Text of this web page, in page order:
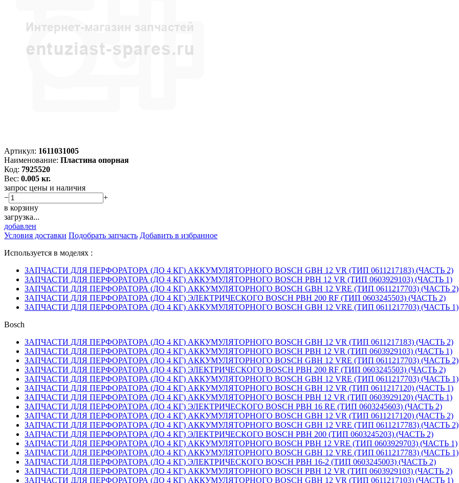
Артикул: 1611031005
Наименование: Пластина опорная
Код: 7925520
Вес: 0.005 кг.
запрос цены и наличия
−
+
в корзину
загрузка...
добавлен
Условия доставки Подобрать запчасть Добавить в избранное
Используется в моделях :
ЗАПЧАСТИ ДЛЯ ПЕРФОРАТОРА (ДО 4 КГ) АККУМУЛЯТОРНОГО BOSCH GBH 12 VR (ТИП 0611217183) (ЧАСТЬ 2)
ЗАПЧАСТИ ДЛЯ ПЕРФОРАТОРА (ДО 4 КГ) АККУМУЛЯТОРНОГО BOSCH PBH 12 VR (ТИП 0603929103) (ЧАСТЬ 1)
ЗАПЧАСТИ ДЛЯ ПЕРФОРАТОРА (ДО 4 КГ) АККУМУЛЯТОРНОГО BOSCH GBH 12 VRE (ТИП 0611217703) (ЧАСТЬ 2)
ЗАПЧАСТИ ДЛЯ ПЕРФОРАТОРА (ДО 4 КГ) ЭЛЕКТРИЧЕСКОГО BOSCH PBH 200 RF (ТИП 0603245503) (ЧАСТЬ 2)
ЗАПЧАСТИ ДЛЯ ПЕРФОРАТОРА (ДО 4 КГ) АККУМУЛЯТОРНОГО BOSCH GBH 12 VRE (ТИП 0611217703) (ЧАСТЬ 1)
Bosch
ЗАПЧАСТИ ДЛЯ ПЕРФОРАТОРА (ДО 4 КГ) АККУМУЛЯТОРНОГО BOSCH GBH 12 VR (ТИП 0611217183) (ЧАСТЬ 2)
ЗАПЧАСТИ ДЛЯ ПЕРФОРАТОРА (ДО 4 КГ) АККУМУЛЯТОРНОГО BOSCH PBH 12 VR (ТИП 0603929103) (ЧАСТЬ 1)
ЗАПЧАСТИ ДЛЯ ПЕРФОРАТОРА (ДО 4 КГ) АККУМУЛЯТОРНОГО BOSCH GBH 12 VRE (ТИП 0611217703) (ЧАСТЬ 2)
ЗАПЧАСТИ ДЛЯ ПЕРФОРАТОРА (ДО 4 КГ) ЭЛЕКТРИЧЕСКОГО BOSCH PBH 200 RF (ТИП 0603245503) (ЧАСТЬ 2)
ЗАПЧАСТИ ДЛЯ ПЕРФОРАТОРА (ДО 4 КГ) АККУМУЛЯТОРНОГО BOSCH GBH 12 VRE (ТИП 0611217703) (ЧАСТЬ 1)
ЗАПЧАСТИ ДЛЯ ПЕРФОРАТОРА (ДО 4 КГ) АККУМУЛЯТОРНОГО BOSCH GBH 12 VR (ТИП 0611217120) (ЧАСТЬ 1)
ЗАПЧАСТИ ДЛЯ ПЕРФОРАТОРА (ДО 4 КГ) АККУМУЛЯТОРНОГО BOSCH PBH 12 VR (ТИП 0603929120) (ЧАСТЬ 1)
ЗАПЧАСТИ ДЛЯ ПЕРФОРАТОРА (ДО 4 КГ) ЭЛЕКТРИЧЕСКОГО BOSCH PBH 16 RE (ТИП 0603245603) (ЧАСТЬ 2)
ЗАПЧАСТИ ДЛЯ ПЕРФОРАТОРА (ДО 4 КГ) АККУМУЛЯТОРНОГО BOSCH GBH 12 VR (ТИП 0611217120) (ЧАСТЬ 2)
ЗАПЧАСТИ ДЛЯ ПЕРФОРАТОРА (ДО 4 КГ) АККУМУЛЯТОРНОГО BOSCH GBH 12 VRE (ТИП 0611217783) (ЧАСТЬ 2)
ЗАПЧАСТИ ДЛЯ ПЕРФОРАТОРА (ДО 4 КГ) ЭЛЕКТРИЧЕСКОГО BOSCH PBH 200 (ТИП 0603245203) (ЧАСТЬ 2)
ЗАПЧАСТИ ДЛЯ ПЕРФОРАТОРА (ДО 4 КГ) АККУМУЛЯТОРНОГО BOSCH PBH 12 VRE (ТИП 0603929703) (ЧАСТЬ 1)
ЗАПЧАСТИ ДЛЯ ПЕРФОРАТОРА (ДО 4 КГ) АККУМУЛЯТОРНОГО BOSCH GBH 12 VRE (ТИП 0611217783) (ЧАСТЬ 1)
ЗАПЧАСТИ ДЛЯ ПЕРФОРАТОРА (ДО 4 КГ) ЭЛЕКТРИЧЕСКОГО BOSCH PBH 16-2 (ТИП 0603245003) (ЧАСТЬ 2)
ЗАПЧАСТИ ДЛЯ ПЕРФОРАТОРА (ДО 4 КГ) АККУМУЛЯТОРНОГО BOSCH PBH 12 VR (ТИП 0603929103) (ЧАСТЬ 2)
ЗАПЧАСТИ ДЛЯ ПЕРФОРАТОРА (ДО 4 КГ) АККУМУЛЯТОРНОГО BOSCH GBH 12 VR (ТИП 0611217103) (ЧАСТЬ 1)